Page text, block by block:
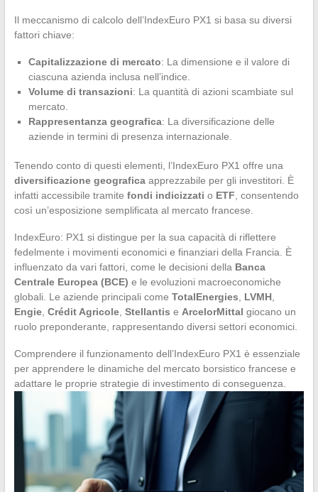
Il meccanismo di calcolo dell’IndexEuro PX1 si basa su diversi
fattori chiave:
Capitalizzazione di mercato: La dimensione e il valore di
ciascuna azienda inclusa nell’indice.
Volume di transazioni: La quantità di azioni scambiate sul
mercato.
Rappresentanza geografica: La diversificazione delle
aziende in termini di presenza internazionale.
Tenendo conto di questi elementi, l’IndexEuro PX1 offre una
diversificazione geograficaapprezzabile per gli investitori. È
infatti accessibile tramite fondi indicizzati o ETF , consentendo
così un’esposizione semplificata al mercato francese.
IndexEuro: PX1 si distingue per la sua capacità di riflettere
fedelmente i movimenti economici e finanziari della Francia. È
influenzato da vari fattori, come le decisioni della Banca
Centrale Europea (BCE) e le evoluzioni macroeconomiche
globali. Le aziende principali come TotalEnergies LVMH,
Engie, Crédit Agricole, Stellantis e ArcelorMittal giocano un
ruolo preponderante, rappresentando diversi settori economici.
Comprendere il funzionamento dell’IndexEuro PX1 è essenziale
per apprendere le dinamiche del mercato borsistico francese e
adattare le proprie strategie di investimento di conseguenza.